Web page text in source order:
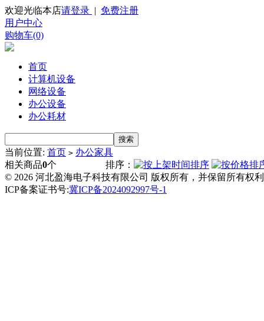
欢迎光临本店请登录 | 免费注册
用户中心
购物车(0)
首页
计算机设备
网络设备
办公设备
办公耗材
当前位置: 首页 > 办公家具
相关商品0个
排序：
© 2026 河北盈海电子科技有限公司 版权所有，并保留所有权
ICP备案证书号:冀ICP备2024092997号-1